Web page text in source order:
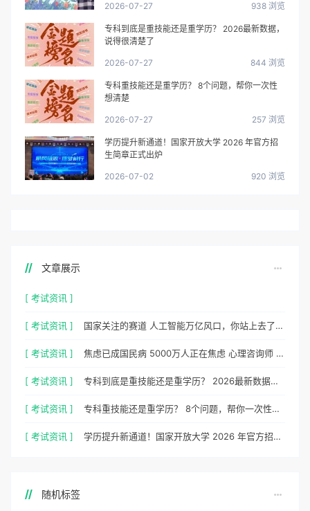
2026-07-27 938 浏览
专科到底是重技能还是重学历？ 2026最新数据，
说得很清楚了
2026-07-27 844 浏览
专科重技能还是重学历？ 8个问题，帮你一次性
想清楚
2026-07-27 257 浏览
学历提升新通道！国家开放大学 2026 年官方招
生简章正式出炉
2026-07-02 920 浏览
文章展示
[ 考试资讯 ]
[ 考试资讯 ] 国家关注的赛道 人工智能万亿风口，你站上去了吗？
[ 考试资讯 ] 焦虑已成国民病 5000万人正在焦虑 心理咨询师 130万缺口等你填
[ 考试资讯 ] 专科到底是重技能还是重学历？ 2026最新数据，说得很清楚了
[ 考试资讯 ] 专科重技能还是重学历？ 8个问题，帮你一次性想清楚
[ 考试资讯 ] 学历提升新通道！国家开放大学 2026 年官方招生简章正式出炉
随机标签